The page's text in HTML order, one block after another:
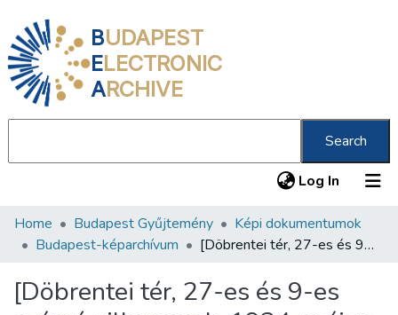
BUDAPEST
ELECTRONIC
ARCHIVE
Search
Log In (current)
Communities & Collections
Statistics
Home Budapest Gyűjtemény
Képi dokumentumok
Budapest-képarchívum
[Döbrentei tér, 27-es és 9-es számú villamosok, 1934. május 20.]
[Döbrentei tér, 27-es és 9-es